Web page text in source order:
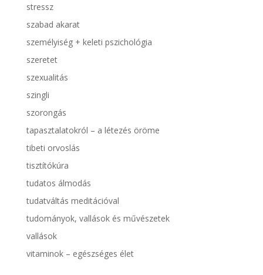
stressz
szabad akarat
személyiség + keleti pszichológia
szeretet
szexualitás
szingli
szorongás
tapasztalatokról – a létezés öröme
tibeti orvoslás
tisztítókúra
tudatos álmodás
tudatváltás meditációval
tudományok, vallások és művészetek
vallások
vitaminok – egészséges élet